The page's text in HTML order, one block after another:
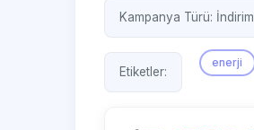
Kampanya Türü: İndirim
Etiketler:
enerji